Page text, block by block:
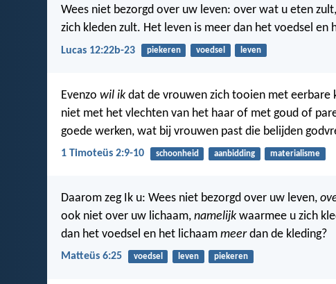
Wees niet bezorgd over uw leven: over wat u eten
zich kleden zult. Het leven is meer dan het voedsel en
Lucas 12:22b-23 piekeren voedsel leven
Evenzo wil ik dat de vrouwen zich tooien met eerbare
niet met het vlechten van het haar of met goud of
goede werken, wat bij vrouwen past die belijden
1 Timoteüs 2:9-10 schoonheid aanbidding materialisme
Daarom zeg Ik u: Wees niet bezorgd over uw leven,
ook niet over uw lichaam, namelijk waarmee u zich
dan het voedsel en het lichaam meerdan de kleding?
Matteüs 6:25 voedsel leven piekeren